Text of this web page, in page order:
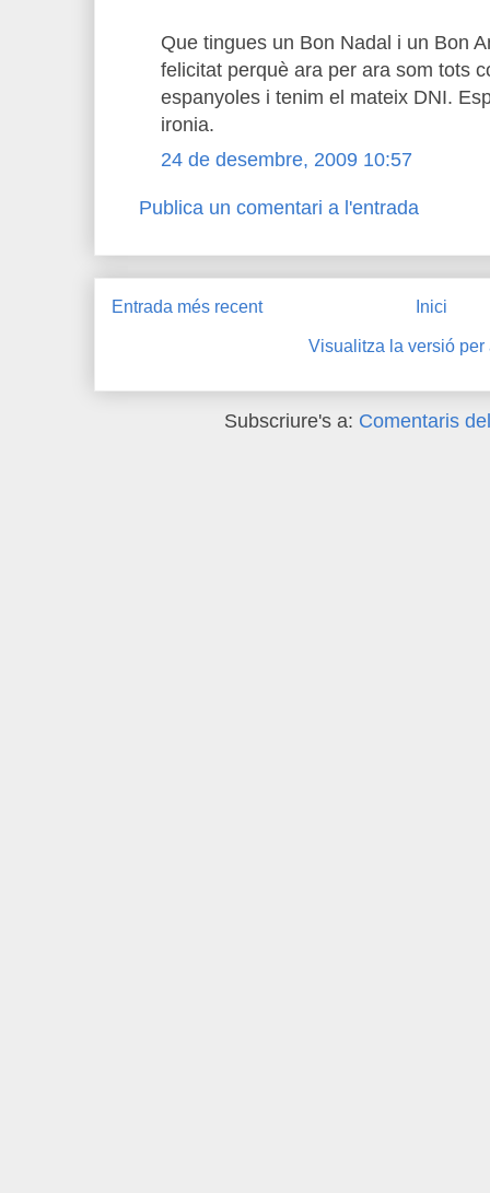
Que tingues un Bon Nadal i un Bon
felicitat perquè ara per ara som tots
espanyoles i tenim el mateix DNI.
ironia.
24 de desembre, 2009 10:57
Publica un comentari a l'entrada
Entrada més recent Inici
Visualitza la versió per
Subscriure's a: Comentaris